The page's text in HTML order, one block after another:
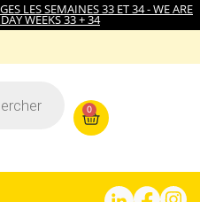
LES SEMAINES 33 ET 34 - WE ARE
WEEKS 33 + 34
0